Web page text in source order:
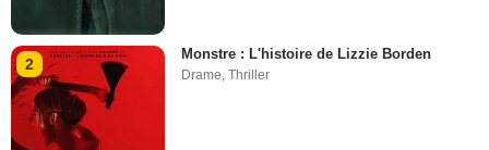
2
Monstre : L'histoire de Lizzie Borden
Drame ,Thriller